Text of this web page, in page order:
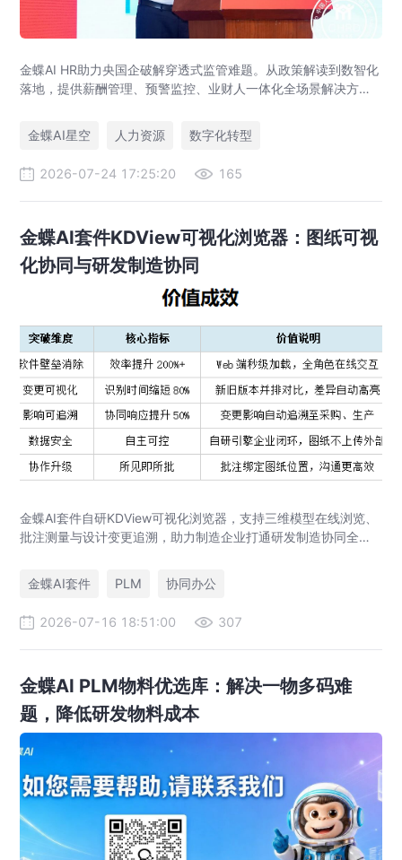
金蝶AI HR助力央国企破解穿透式监管难题。从政策解读到数智化
落地，提供薪酬管理、预警监控、业财人一体化全场景解决方
金蝶AI星空
人力资源 数字化转型
2026-07-24 17:25:20 165
金蝶AI套件KDView可视化浏览器：图纸可视
化协同与研发制造协同
金蝶AI套件自研KDView可视化浏览器，支持三维模型在线浏览、
批注测量与设计变更追溯，助力制造企业打通研发制造协同全链
金蝶AI套件
PLM 协同办公
2026-07-16 18:51:00 307
金蝶AI PLM物料优选库：解决一物多码难
题，降低研发物料成本